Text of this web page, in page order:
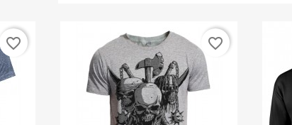
favorite_border favorite_border